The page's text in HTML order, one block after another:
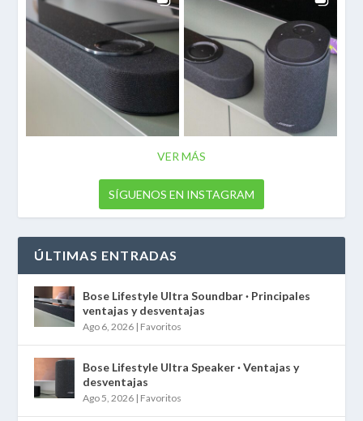
VER MÁS
SÍGUENOS EN INSTAGRAM
ÚLTIMAS ENTRADAS
Bose Lifestyle Ultra Soundbar · Principales
ventajas y desventajas
Ago 6, 2026 | Favoritos
Bose Lifestyle Ultra Speaker · Ventajas y
desventajas
Ago 5, 2026 | Favoritos